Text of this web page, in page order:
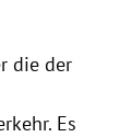
die der
Es